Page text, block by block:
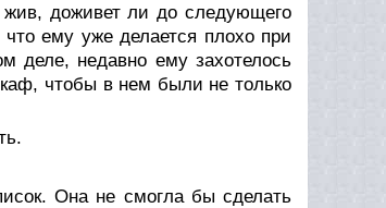
жив, доживет ли до следующего
ему уже делается плохо при
деле, недавно ему захотелось
чтобы в нем были не только
Она не смогла бы сделать